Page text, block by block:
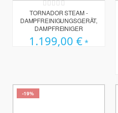
Rating:
0%
TORNADOR STEAM -
DAMPFREINIGUNGSGERÄT,
DAMPFREINIGER
1.199,00 €
-19%